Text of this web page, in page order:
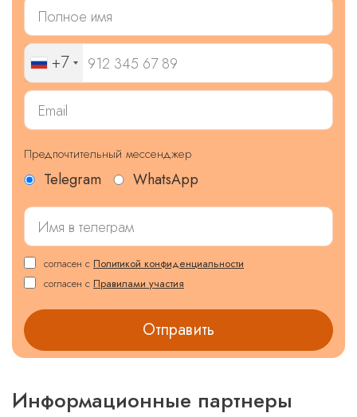
+7
Предпочтительный мессенджер
Telegram WhatsApp
согласен с Политикой конфиденциальности
согласен с Правилами участия
Информационные партнеры